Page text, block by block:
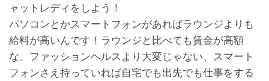
ャットレディをしよう！
パソコンとかスマートフォンがあればラウンジよりも
給料が高いんです！ラウンジと比べても賃金が高額
な、ファッションヘルスより大変じゃない、スマート
フォンさえ持っていれば自宅でも出先でも仕事をする